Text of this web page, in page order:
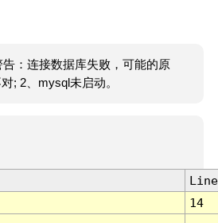
：连接数据库失败，可能的原
; 2、mysql未启动。
Line
14